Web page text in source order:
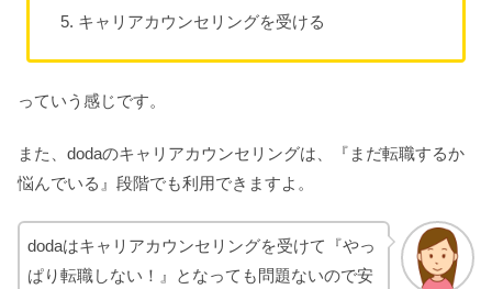
キャリアカウンセリングを受ける
っていう感じです。
また、dodaのキャリアカウンセリングは、『まだ転職するか
悩んでいる』段階でも利用できますよ。
dodaはキャリアカウンセリングを受けて『やっ
ぱり転職しない！』となっても問題ないので安